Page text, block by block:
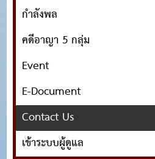
กำลังพล
คดีอาญา 5 กลุ่ม
Event
E-Document
Contact Us
เข้าระบบผู้ดูแล